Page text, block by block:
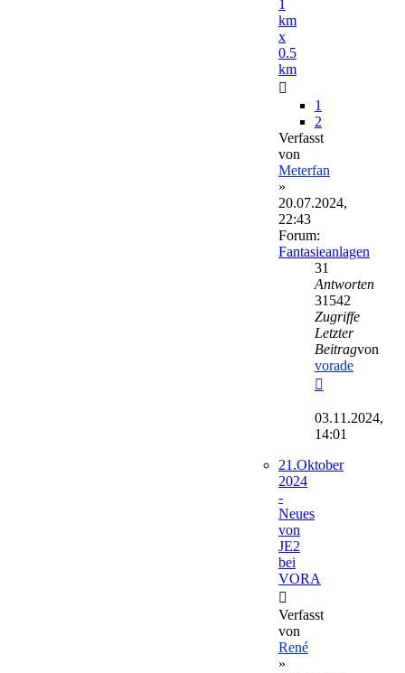
1
km
x
0.5
km
1
2
Verfasst
von
Meterfan
»
20.07.2024,
22:43
Forum:
Fantasieanlagen
31
Antworten
31542
Zugriffe
Letzter
Beitragvon
vorade
Beitrag
03.11.2024,
14:01
21.Oktober
2024
-
Neues
von
JE2
bei
VORA
Verfasst
von
René
»